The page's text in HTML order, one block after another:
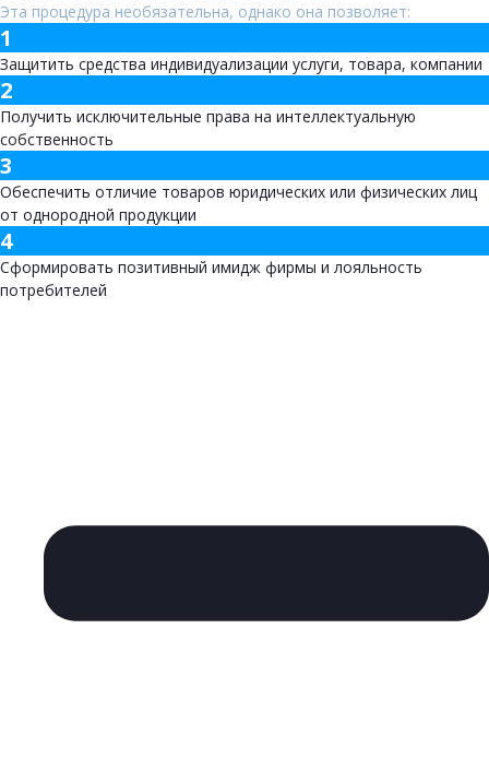
Эта процедура необязательна, однако она позволяет:
1
Защитить средства индивидуализации услуги, товара, компании
2
Получить исключительные права на интеллектуальную
собственность
3
Обеспечить отличие товаров юридических или физических лиц
от однородной продукции
4
Сформировать позитивный имидж фирмы и лояльность
потребителей